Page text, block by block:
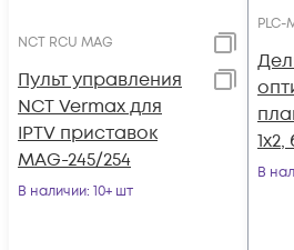
NCT RCU MAG
Пульт управления
NCT Vermax для
IPTV приставок
MAG-245/254
В наличии: 10+ шт
PLC-
В